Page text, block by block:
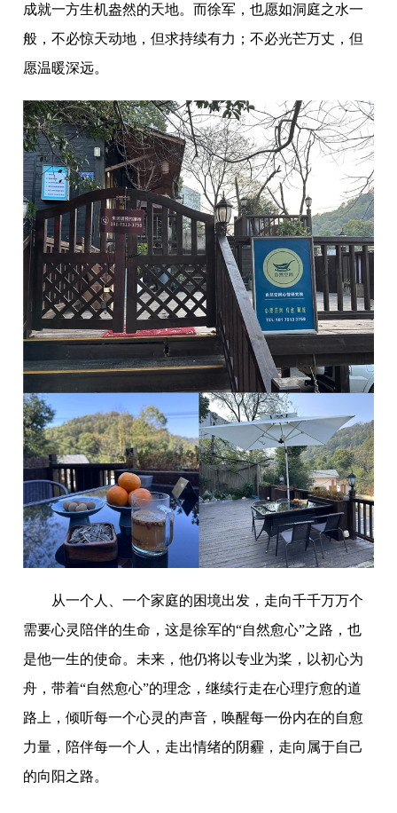
成就一方生机盎然的天地。而徐军，也愿如洞庭之水一
般，不必惊天动地，但求持续有力；不必光芒万丈，但
愿温暖深远。
从一个人、一个家庭的困境出发，走向千千万万个
需要心灵陪伴的生命，这是徐军的“自然愈心”之路，也
是他一生的使命。未来，他仍将以专业为桨，以初心为
舟，带着“自然愈心”的理念，继续行走在心理疗愈的道
路上，倾听每一个心灵的声音，唤醒每一份内在的自愈
力量，陪伴每一个人，走出情绪的阴霾，走向属于自己
的向阳之路。